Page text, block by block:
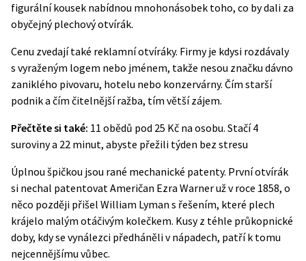
figurální kousek nabídnou mnohonásobek toho, co by dali za
obyčejný plechový otvírák.
Cenu zvedají také reklamní otvíráky. Firmy je kdysi rozdávaly
s vyraženým logem nebo jménem, takže nesou značku dávno
zaniklého pivovaru, hotelu nebo konzervárny. Čím starší
podnik a čím čitelnější ražba, tím větší zájem.
Přečtěte si také: 11 obědů pod 25 Kč na osobu. Stačí 4
suroviny a 22 minut, abyste přežili týden bez stresu
Úplnou špičkou jsou rané mechanické patenty. První otvírák
si nechal patentovat Američan Ezra Warner už v roce 1858, o
něco později přišel William Lyman s řešením, které plech
krájelo malým otáčivým kolečkem. Kusy z téhle průkopnické
doby, kdy se vynálezci předháněli v nápadech, patří k tomu
nejcennějšímu vůbec.